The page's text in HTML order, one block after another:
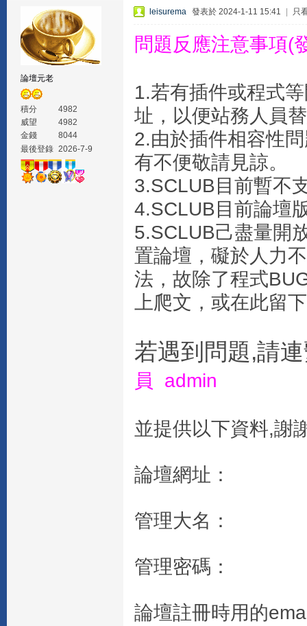
論壇元老
積分
4982
威望
4982
金錢
8044
最後登錄 2026-7-9
leisurema 發表於 2024-1-11 15:41 只
問題反應注意事項(
1.若有插件或程式
址，以便站務人員
2.由於插件相容性
有不便敬請見諒。
3.SCLUB目前暫不
4.SCLUB目前論壇
5.SCLUB己盡量開
置論壇，礙於人力
法，故除了程式
上爬文，或在此留
若遇到問題,請
員 admin
並提供以下資料,謝
論壇網址：
管理大名：
管理密碼：
論壇註冊時用的